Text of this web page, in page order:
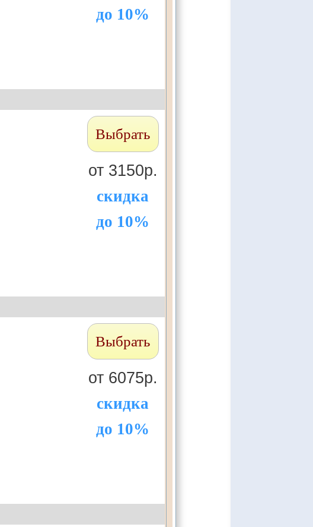
до 10%
Выбрать
от 3150р.
скидка
до 10%
Выбрать
от 6075р.
скидка
до 10%